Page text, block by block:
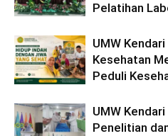
Pelatihan
UMW
Kesehatan
Peduli
UMW
Penelitian